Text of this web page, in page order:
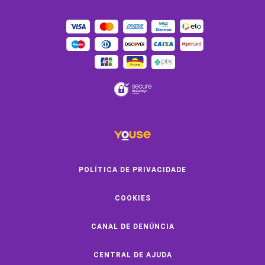
OUTROS SERVIÇOS
POLÍTICA DE PRIVACIDADE
COOKIES
CANAL DE DENÚNCIA
CENTRAL DE AJUDA